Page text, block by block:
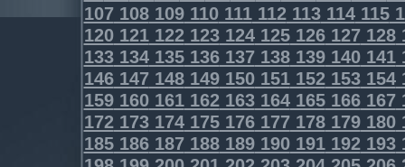
107108109110111112113114115
120121122123124125126127128
133134135136137138139140141
146147148149150151152153154
159160161162163164165166167
172173174175176177178179180
185186187188189190191192193